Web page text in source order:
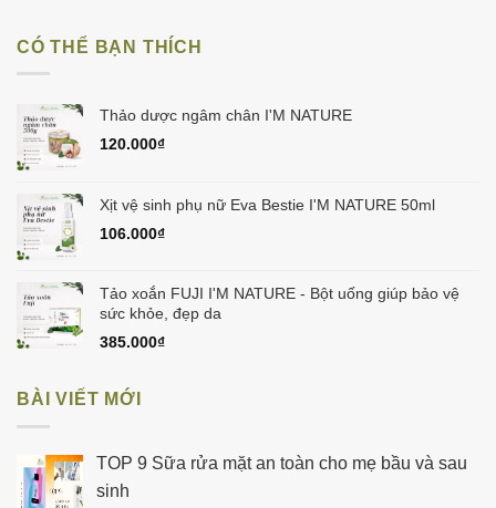
180.000₫.
CÓ THỂ BẠN THÍCH
Thảo dược ngâm chân I'M NATURE
120.000₫
Xịt vệ sinh phụ nữ Eva Bestie I'M NATURE 50ml
106.000₫
Tảo xoắn FUJI I'M NATURE - Bột uống giúp bảo vệ
sức khỏe, đẹp da
385.000₫
BÀI VIẾT MỚI
TOP 9 Sữa rửa mặt an toàn cho mẹ bầu và sau
sinh